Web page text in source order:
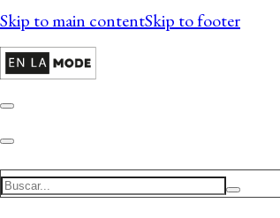
Skip to main contentSkip to footer
Search